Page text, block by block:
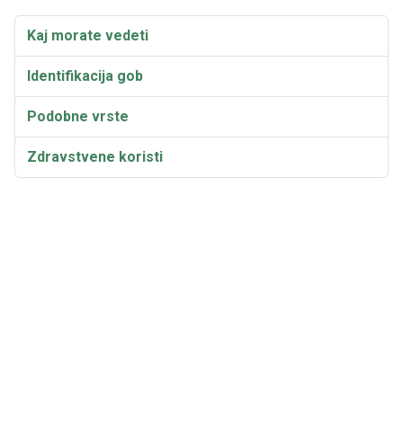
Kaj morate vedeti
Identifikacija gob
Podobne vrste
Zdravstvene koristi